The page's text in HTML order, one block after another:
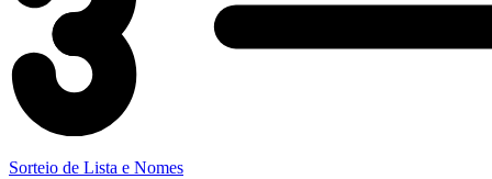
Sorteio de Lista e Nomes